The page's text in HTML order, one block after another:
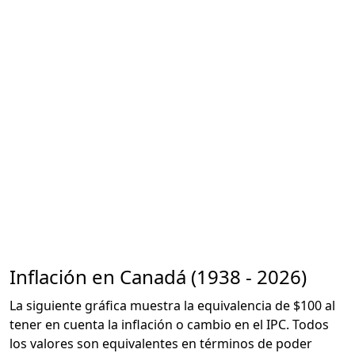
Inflación en Canadá (1938 - 2026)
La siguiente gráfica muestra la equivalencia de $100 al
tener en cuenta la inflación o cambio en el IPC. Todos
los valores son equivalentes en términos de poder